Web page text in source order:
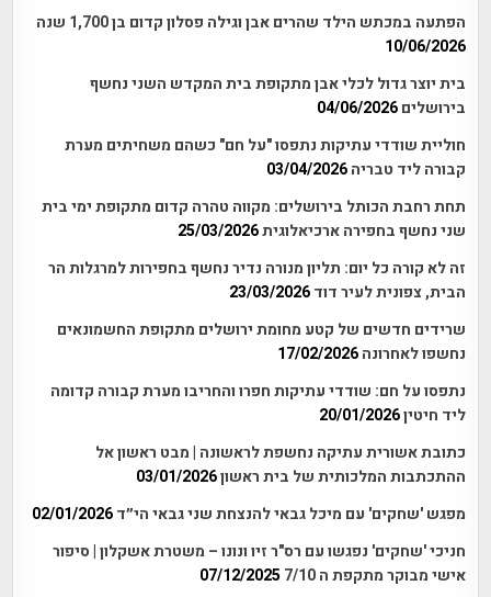
הפתעה במכתש הילד שהרים אבן וגילה פסלון קדום בן 1,700 שנה
10/06/2026
בית יוצר גדול לכלי אבן מתקופת בית המקדש השני נחשף
בירושלים 04/06/2026
חוליית שודדי עתיקות נתפסו "על חם" כשהם משחיתים מערת
קבורה ליד טבריה 03/04/2026
תחת רחבת הכותל בירושלים: מקווה טהרה קדום מתקופת ימי בית
שני נחשף בחפירה ארכיאלוגית25/03/2026
זה לא קורה כל יום: תליון מנורה נדיר נחשף בחפירות למרגלות הר
הבית, צפונית לעיר דוד 23/03/2026
שרידים חדשים של קטע מחומת ירושלים מתקופת החשמונאים
נחשפו לאחרונה 17/02/2026
נתפסו על חם: שודדי עתיקות חפרו והחריבו מערת קבורה קדומה
ליד חיטין20/01/2026
כתובת אשורית עתיקה נחשפת לראשונה | מבט ראשון אל
ההתכתבות המלכותית של בית ראשון03/01/2026
מפגש 'שחקים' עם מיכל גבאי להנצחת שני גבאי הי״ד 02/01/2026
חניכי 'שחקים' נפגשו עם רס"ר זיו ונונו – משטרת אשקלון | סיפור
אישי מבוקר מתקפת ה 7/10
07/12/2025